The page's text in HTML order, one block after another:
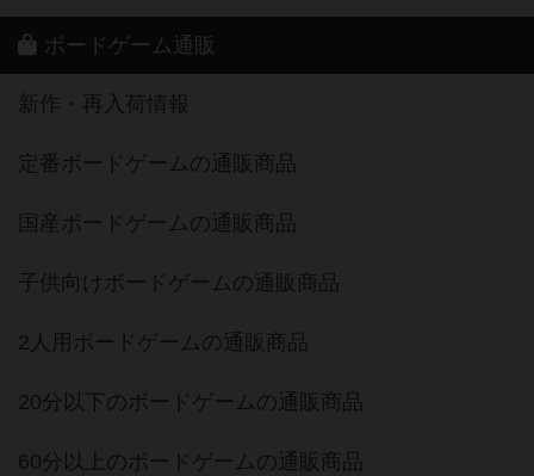
ボードゲーム通販
新作・再入荷情報
定番ボードゲームの通販商品
国産ボードゲームの通販商品
子供向けボードゲームの通販商品
2人用ボードゲームの通販商品
20分以下のボードゲームの通販商品
60分以上のボードゲームの通販商品